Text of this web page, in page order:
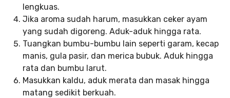
lengkuas.
Jika aroma sudah harum, masukkan ceker ayam
yang sudah digoreng. Aduk-aduk hingga rata.
Tuangkan bumbu-bumbu lain seperti garam, kecap
manis, gula pasir, dan merica bubuk. Aduk hingga
rata dan bumbu larut.
Masukkan kaldu, aduk merata dan masak hingga
matang sedikit berkuah.